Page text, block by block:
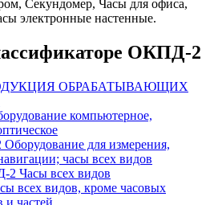
Секундомер, Часы для офиса,
электронные настенные.
ОКПД-2
ОБРАБАТЫВАЮЩИХ
компьютерное,
для измерения,
часы всех видов
Часы всех видов
всех видов, кроме часовых
и частей